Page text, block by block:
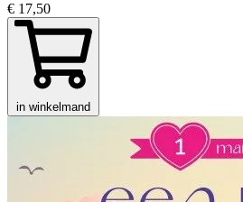
€ 17,50
in winkelmand